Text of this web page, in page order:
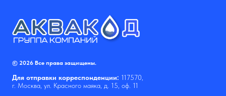
© 2026 Все права защищены.
Для отправки корреспонденции: 117570,
г. Москва, ул. Красного маяка, д. 15, оф. 11